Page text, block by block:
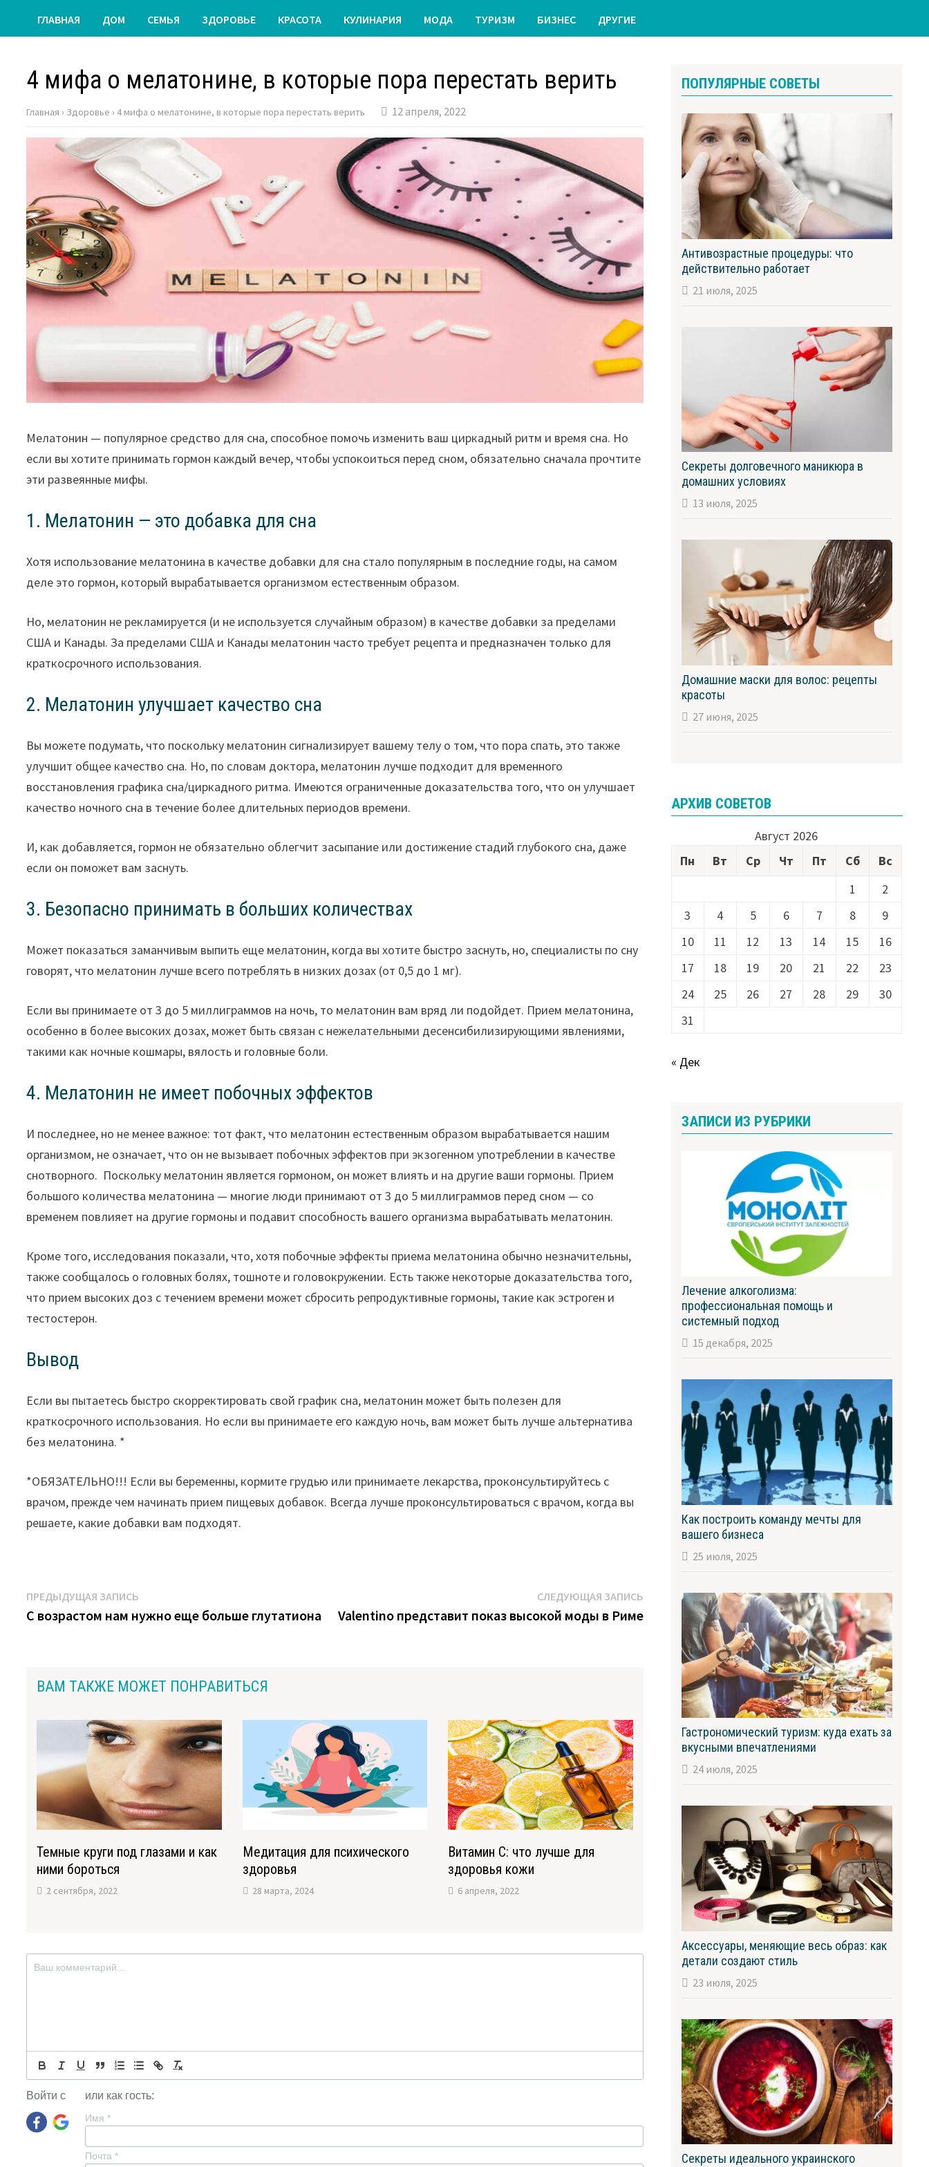
ГЛАВНАЯ ДОМ СЕМЬЯ ЗДОРОВЬЕ КРАСОТА КУЛИНАРИЯ МОДА ТУРИЗМ БИЗНЕС ДРУГИЕ
4 мифа о мелатонине, в которые пора перестать верить
Главная › Здоровье › 4 мифа о мелатонине, в которые пора перестать верить 12 апреля, 2022
Мелатонин — популярное средство для сна, способное помочь изменить ваш циркадный ритм и время сна. Но
если вы хотите принимать гормон каждый вечер, чтобы успокоиться перед сном, обязательно сначала прочтите
эти развеянные мифы.
1. Мелатонин — это добавка для сна
Хотя использование мелатонина в качестве добавки для сна стало популярным в последние годы, на самом
деле это гормон, который вырабатывается организмом естественным образом.
Но, мелатонин не рекламируется (и не используется случайным образом) в качестве добавки за пределами
США и Канады. За пределами США и Канады мелатонин часто требует рецепта и предназначен только для
краткосрочного использования.
2. Мелатонин улучшает качество сна
Вы можете подумать, что поскольку мелатонин сигнализирует вашему телу о том, что пора спать, это также
улучшит общее качество сна. Но, по словам доктора, мелатонин лучше подходит для временного
восстановления графика сна/циркадного ритма. Имеются ограниченные доказательства того, что он улучшает
качество ночного сна в течение более длительных периодов времени.
И, как добавляется, гормон не обязательно облегчит засыпание или достижение стадий глубокого сна, даже
если он поможет вам заснуть.
3. Безопасно принимать в больших количествах
Может показаться заманчивым выпить еще мелатонин, когда вы хотите быстро заснуть, но, специалисты по сну
говорят, что мелатонин лучше всего потреблять в низких дозах (от 0,5 до 1 мг).
Если вы принимаете от 3 до 5 миллиграммов на ночь, то мелатонин вам вряд ли подойдет. Прием мелатонина,
особенно в более высоких дозах, может быть связан с нежелательными десенсибилизирующими явлениями,
такими как ночные кошмары, вялость и головные боли.
4. Мелатонин не имеет побочных эффектов
И последнее, но не менее важное: тот факт, что мелатонин естественным образом вырабатывается нашим
организмом, не означает, что он не вызывает побочных эффектов при экзогенном употреблении в качестве
снотворного. Поскольку мелатонин является гормоном, он может влиять и на другие ваши гормоны. Прием
большого количества мелатонина — многие люди принимают от 3 до 5 миллиграммов перед сном — со
временем повлияет на другие гормоны и подавит способность вашего организма вырабатывать мелатонин.
Кроме того, исследования показали, что, хотя побочные эффекты приема мелатонина обычно незначительны,
также сообщалось о головных болях, тошноте и головокружении. Есть также некоторые доказательства того,
что прием высоких доз с течением времени может сбросить репродуктивные гормоны, такие как эстроген и
тестостерон.
Вывод
Если вы пытаетесь быстро скорректировать свой график сна, мелатонин может быть полезен для
краткосрочного использования. Но если вы принимаете его каждую ночь, вам может быть лучше альтернатива
без мелатонина. *
*ОБЯЗАТЕЛЬНО!!! Если вы беременны, кормите грудью или принимаете лекарства, проконсультируйтесь с
врачом, прежде чем начинать прием пищевых добавок. Всегда лучше проконсультироваться с врачом, когда вы
решаете, какие добавки вам подходят.
Навигация
по
ПРЕДЫДУЩАЯ ЗАПИСЬ
запись:
С возрастом нам нужно еще больше глутатиона
СЛЕДУЮЩАЯ ЗАПИСЬСледующая
запись:
Valentino представит показ высокой моды в Риме
ВАМ ТАКЖЕ МОЖЕТ ПОНРАВИТЬСЯ
Темные круги под глазами и как
ними бороться
2 сентября, 2022
Медитация для психического
здоровья
28 марта, 2024
Витамин С: что лучше для
здоровья кожи
6 апреля, 2022
Войти с или как гость:
Имя *
Почта *
ПОПУЛЯРНЫЕ СОВЕТЫ
Антивозрастные процедуры: что
действительно работает
21 июля, 2025
Секреты долговечного маникюра в
домашних условиях
13 июля, 2025
Домашние маски для волос: рецепты
красоты
27 июня, 2025
АРХИВ СОВЕТОВ
Август 2026
Пн
Вт Ср Чт Пт Сб
Вс
1
2
3
4 5 6 7 8
9
10
11 12 13 14 15
16
17
18 19 20 21 22
23
24
25 26 27 28 29
30
31
« Дек
ЗАПИСИ ИЗ РУБРИКИ
Лечение алкоголизма:
профессиональная помощь и
системный подход
15 декабря, 2025
Как построить команду мечты для
вашего бизнеса
25 июля, 2025
Гастрономический туризм: куда ехать за
вкусными впечатлениями
24 июля, 2025
Аксессуары, меняющие весь образ: как
детали создают стиль
23 июля, 2025
Секреты идеального украинского